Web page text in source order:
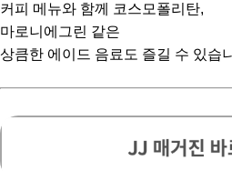
커피 메뉴와 함께 코스모폴리탄,
마로니에그린 같은
상큼한 에이드 음료도 즐길 수 있습